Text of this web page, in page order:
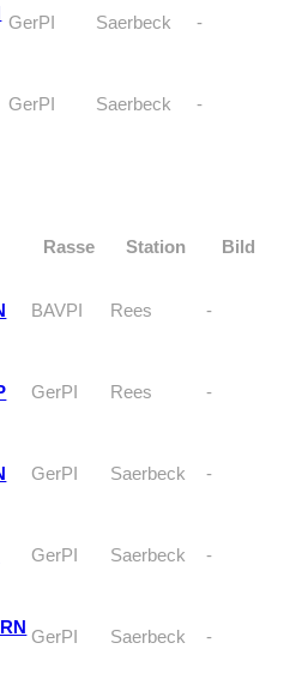
GerPI Saerbeck -
GerPI Saerbeck -
Rasse Station Bild
BAVPI Rees -
GerPI Rees -
GerPI Saerbeck -
GerPI Saerbeck -
GerPI Saerbeck -